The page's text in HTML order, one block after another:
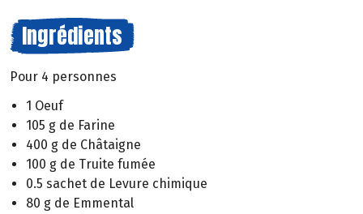
Ingrédients
Pour 4 personnes
1 Oeuf
105 g de Farine
400 g de Châtaigne
100 g de Truite fumée
0.5 sachet de Levure chimique
80 g de Emmental